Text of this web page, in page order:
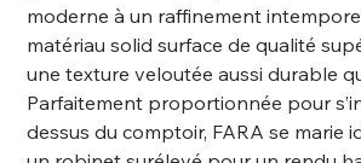
moderne à un raffinement
matériau solid surface de qualité
une texture veloutée aussi durable
Parfaitement proportionnée pour
dessus du comptoir, FARA se marie